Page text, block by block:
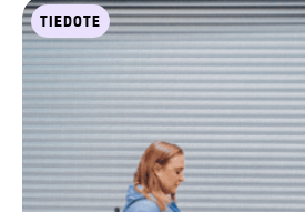
TIEDOTE